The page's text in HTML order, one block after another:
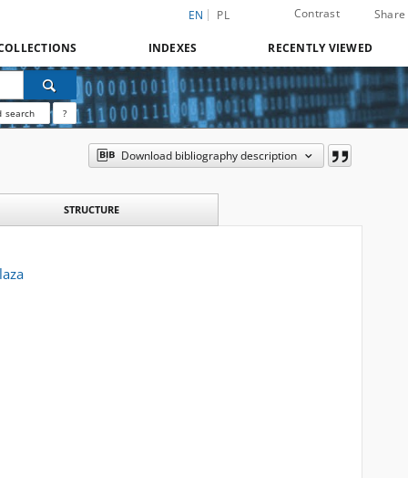
EN PL Contrast Share
INDEXES RECENTLY VIEWED
search ?
Download bibliography description
STRUCTURE